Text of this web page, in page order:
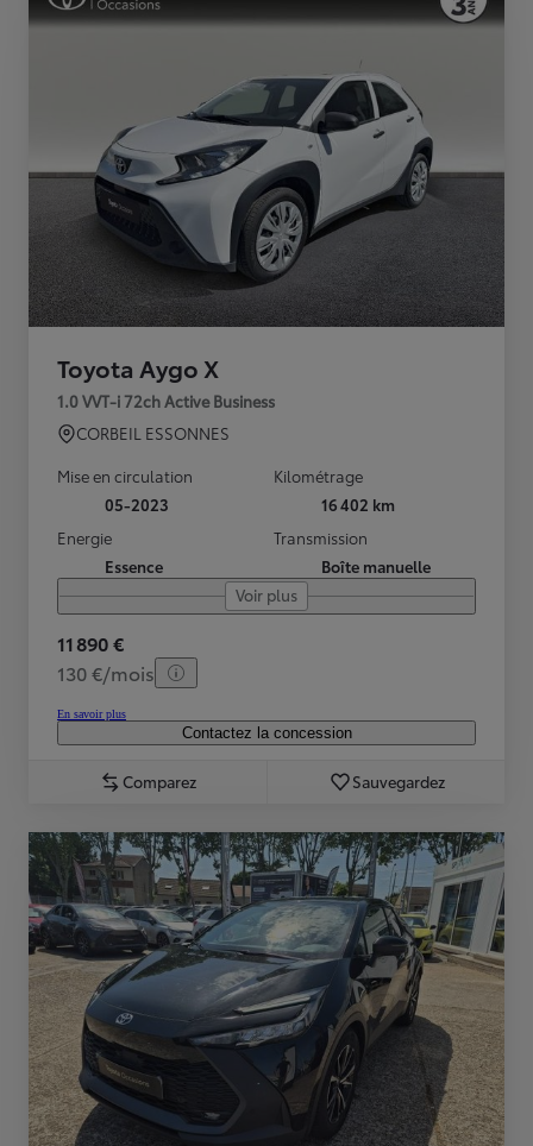
Toyota Aygo X
1.0 VVT-i 72ch Active Business
CORBEIL ESSONNES
Mise en circulation
05-2023
Kilométrage
16 402 km
Energie
Essence
Transmission
Boîte manuelle
Voir plus
11 890 €
130 €/mois
En savoir plus
Contactez la concession
Comparez Sauvegardez